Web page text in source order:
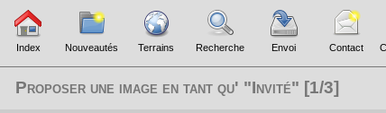
Index Nouveautés Terrains Recherche Envoi Contact
Proposer une image en tant qu' "Invité" [1/3]